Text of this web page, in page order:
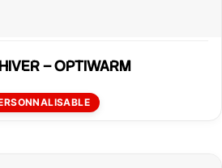
– OPTIWARM